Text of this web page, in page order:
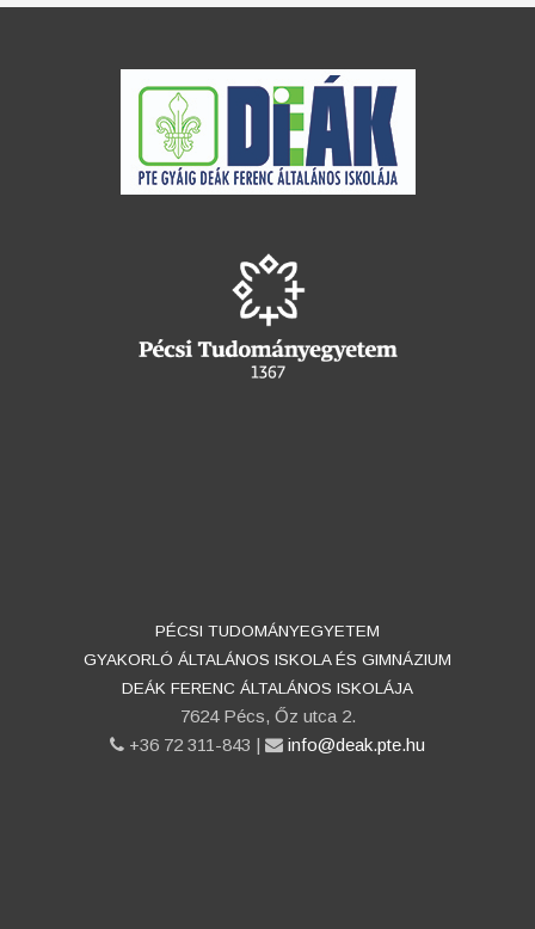
PÉCSI TUDOMÁNYEGYETEM
GYAKORLÓ ÁLTALÁNOS ISKOLA ÉS GIMNÁZIUM
DEÁK FERENC ÁLTALÁNOS ISKOLÁJA
7624 Pécs, Őz utca 2.
phone
+36 72 311-843 | email
info@deak.pte.hu